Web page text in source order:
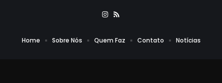
Home Sobre Nós Quem Faz Contato Notícias